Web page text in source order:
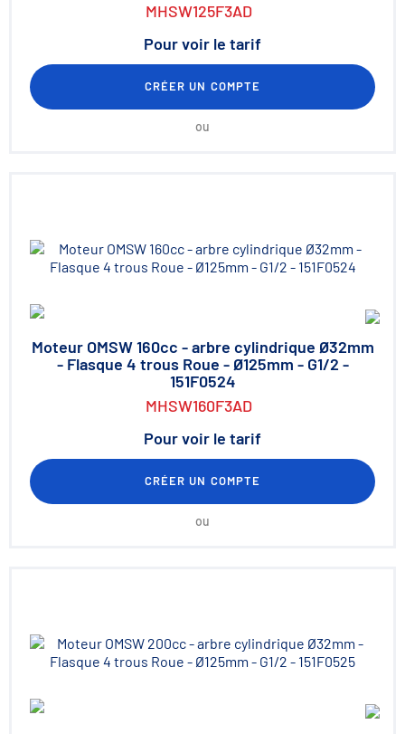
MHSW125F3AD
Pour voir le tarif
CRÉER UN COMPTE
ou
Moteur OMSW 160cc - arbre cylindrique Ø32mm
- Flasque 4 trous Roue - Ø125mm - G1/2 -
151F0524
MHSW160F3AD
Pour voir le tarif
CRÉER UN COMPTE
ou